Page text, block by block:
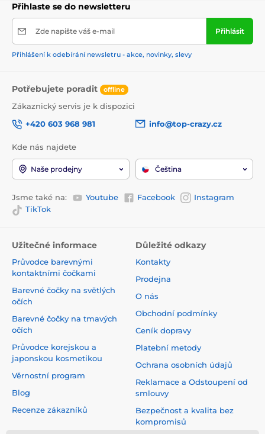
Přihlaste se do newsletteru
Zde napište váš e-mail Přihlásit
Přihlášení k odebírání newsletru - akce, novinky, slevy
Potřebujete poradit offline
Zákaznický servis je k dispozici
+420 603 968 981
info@top-crazy.cz
Kde nás najdete
Naše prodejny Čeština
Jsme také na: Youtube Facebook
Instagram
TikTok
Užitečné informace
Průvodce barevnými
kontaktními čočkami
Barevné čočky na světlých
očích
Barevné čočky na tmavých
očích
Průvodce korejskou a
japonskou kosmetikou
Věrnostní program
Blog
Recenze zákazníků
Důležité odkazy
Kontakty
Prodejna
O nás
Obchodní podmínky
Ceník dopravy
Platební metody
Ochrana osobních údajů
Reklamace a Odstoupení od
smlouvy
Bezpečnost a kvalita bez
kompromisů